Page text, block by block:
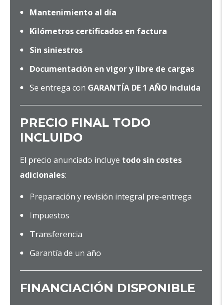
Mantenimiento al día
Kilómetros certificados en factura
Sin siniestros
Documentación en vigor y libre de cargas
Se entrega con GARANTÍA DE 1 AÑO incluida
PRECIO FINAL TODO
INCLUIDO
El precio anunciado incluye todo sin costes
adicionales:
Preparación y revisión integral pre-entrega
Impuestos
Transferencia
Garantía de un año
FINANCIACIÓN DISPONIBLE